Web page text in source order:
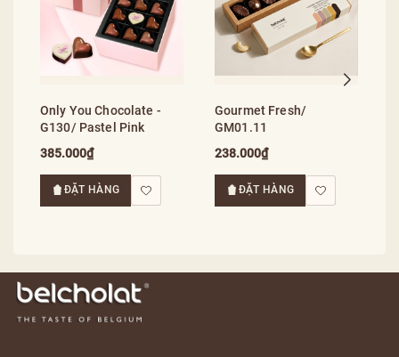
Only You Chocolate -
G130/ Pastel Pink
385.000₫
ĐẶT HÀNG
Gourmet Fresh/
GM01.11
238.000₫
ĐẶT HÀNG